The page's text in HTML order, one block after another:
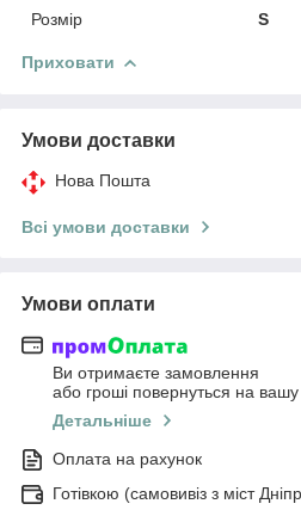
Розмір
S
Приховати
Умови доставки
Нова Пошта
Всі умови доставки
Умови оплати
Ви отримаєте замовлення
або гроші повернуться на вашу
Детальніше
Оплата на рахунок
Готівкою (самовивіз з міст